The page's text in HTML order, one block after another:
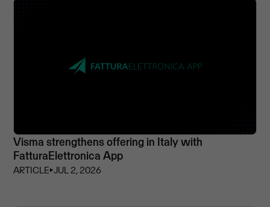
Visma strengthens offering in Italy with
FatturaElettronica App
ARTICLE⏵JUL 2, 2026